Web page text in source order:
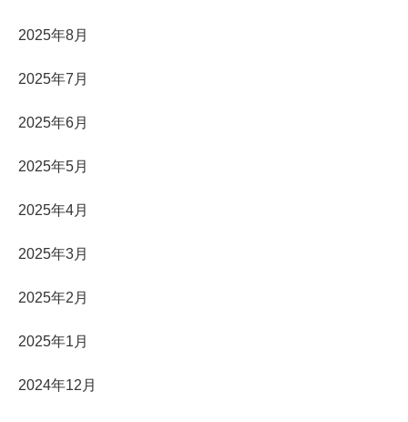
2025年8月
2025年7月
2025年6月
2025年5月
2025年4月
2025年3月
2025年2月
2025年1月
2024年12月